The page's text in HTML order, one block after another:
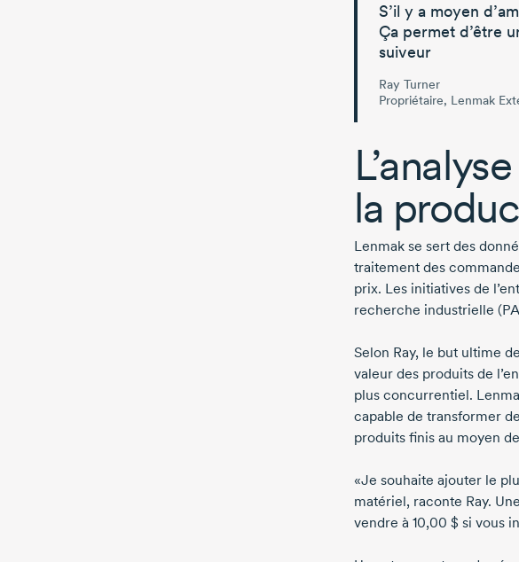
S’il y a moyen
Ça permet d’être
suiveur
Ray Turner
Propriétaire, Lenmak
la
Lenmak se sert des
traitement des
prix. Les initiatives de
recherche industrielle
Selon Ray, le but ultime
valeur des produits de
plus concurrentiel.
capable de transformer
produits finis au moyen
«Je souhaite ajouter le
matériel, raconte Ray.
vendre à 10,00 $ si vous